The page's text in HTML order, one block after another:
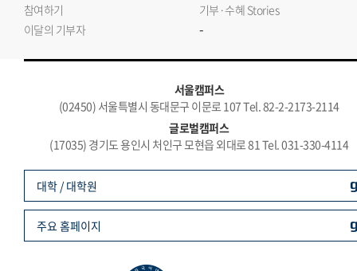
참여하기
기부·수혜 Stories
이달의 기부자
-
서울캠퍼스
(02450) 서울특별시 동대문구 이문로 107 Tel. 82-2-2173-2114
글로벌캠퍼스
(17035) 경기도 용인시 처인구 모현읍 외대로 81 Tel. 031-330-4114
대학 / 대학원
주요 홈페이지